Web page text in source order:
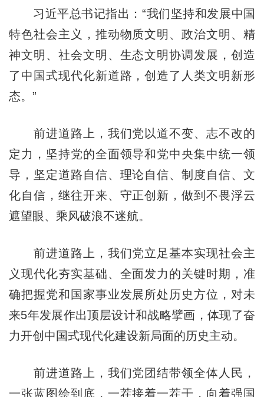
习近平总书记指出：“我们坚持和发展中国
特色社会主义，推动物质文明、政治文明、精
神文明、社会文明、生态文明协调发展，创造
了中国式现代化新道路，创造了人类文明新形
态。”
前进道路上，我们党以道不变、志不改的
定力，坚持党的全面领导和党中央集中统一领
导，坚定道路自信、理论自信、制度自信、文
化自信，继往开来、守正创新，做到不畏浮云
遮望眼、乘风破浪不迷航。
前进道路上，我们党立足基本实现社会主
义现代化夯实基础、全面发力的关键时期，准
确把握党和国家事业发展所处历史方位，对未
来5年发展作出顶层设计和战略擘画，体现了奋
力开创中国式现代化建设新局面的历史主动。
前进道路上，我们党团结带领全体人民，
一张蓝图绘到底，一茬接着一茬干，向着强国